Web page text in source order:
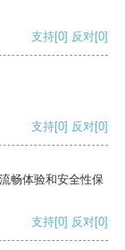
支持[0] 反对[0]
支持[0] 反对[0]
畅体验和安全性保
支持[0] 反对[0]